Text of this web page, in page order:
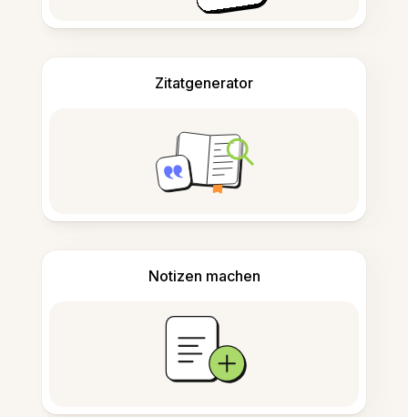
Zitatgenerator
Notizen machen